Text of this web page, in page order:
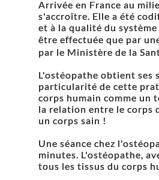
Arrivée en France au
s'accroître. Elle a été
et à la qualité du
être effectuée que par
par le Ministère de la
L'ostéopathe obtient ses
particularité de cette
corps humain comme un
la relation entre le corps
un corps sain !
Une séance chez
minutes. L'ostéopathe,
tous les tissus du corps